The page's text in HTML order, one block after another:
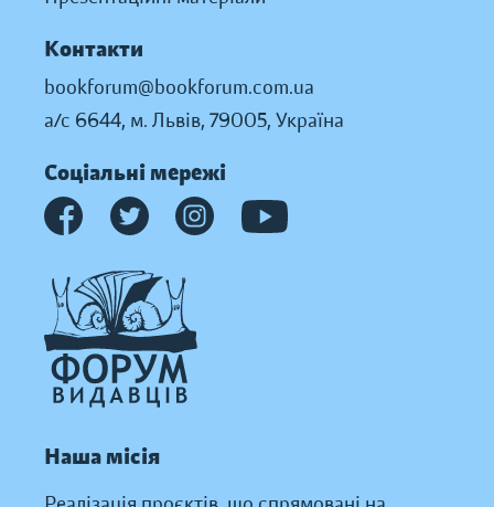
Контакти
bookforum@bookforum.com.ua
а/с 6644, м. Львів, 79005, Україна
Соціальні мережі
Наша місія